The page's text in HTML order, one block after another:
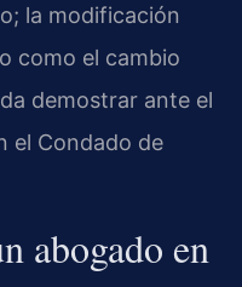
la modificación
como el cambio
demostrar ante el
el Condado de
abogado en